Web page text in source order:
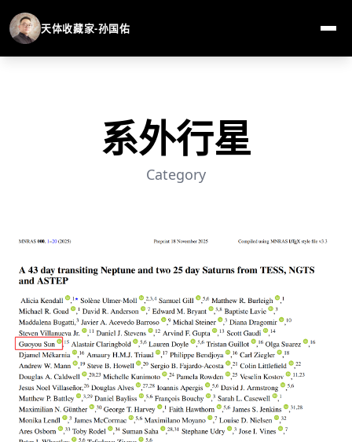
天体收藏家-孙国佑
系外行星
Category